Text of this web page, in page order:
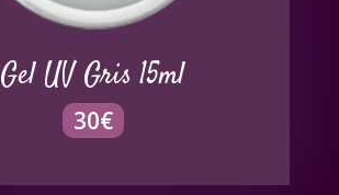
Gel UV Gris 15ml
30€